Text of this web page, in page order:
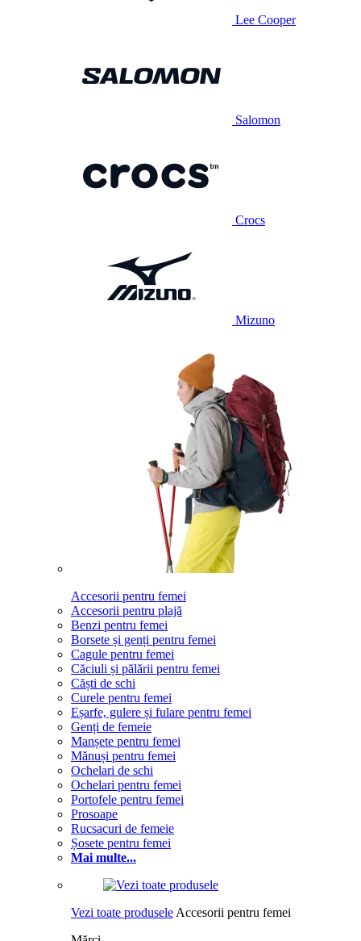
Lee Cooper
Salomon
Crocs
Mizuno
Accesorii pentru femei
Accesorii pentru plajă
Benzi pentru femei
Borsete și genți pentru femei
Cagule pentru femei
Căciuli și pălării pentru femei
Căști de schi
Curele pentru femei
Eșarfe, gulere și fulare pentru femei
Genți de femeie
Manșete pentru femei
Mănuși pentru femei
Ochelari de schi
Ochelari pentru femei
Portofele pentru femei
Prosoape
Rucsacuri de femeie
Șosete pentru femei
Mai multe...
Vezi toate produsele Accesorii pentru femei